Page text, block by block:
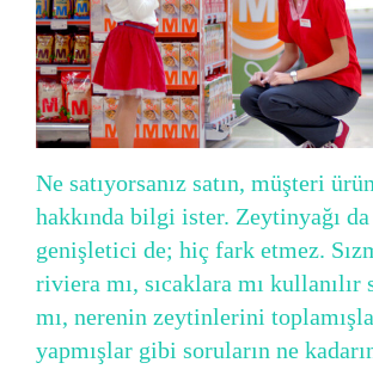
Ne satıyorsanız satın, müşteri
hakkında bilgi ister. Zeytinyağı
genişletici de; hiç fark etmez.
riviera mı, sıcaklara mı kullanılır
mı, nerenin zeytinlerini
yapmışlar gibi soruların ne